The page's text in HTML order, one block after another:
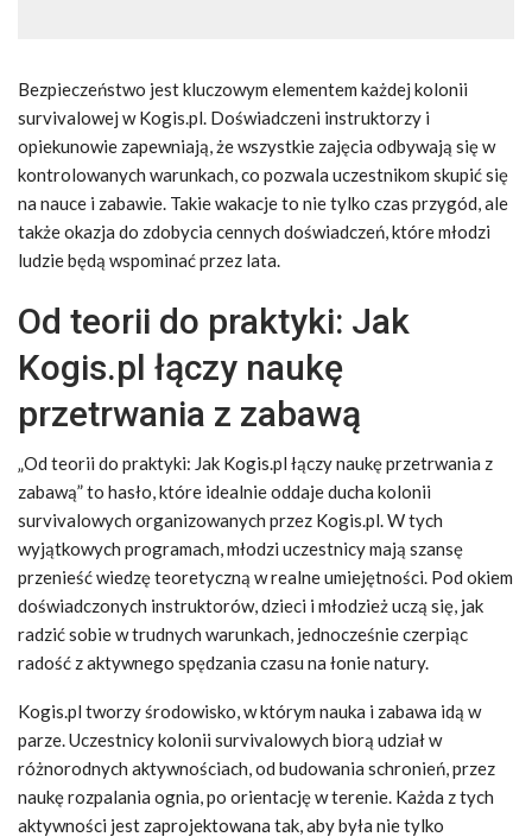
Bezpieczeństwo jest kluczowym elementem każdej kolonii
survivalowej w Kogis.pl. Doświadczeni instruktorzy i
opiekunowie zapewniają, że wszystkie zajęcia odbywają się w
kontrolowanych warunkach, co pozwala uczestnikom skupić się
na nauce i zabawie. Takie wakacje to nie tylko czas przygód, ale
także okazja do zdobycia cennych doświadczeń, które młodzi
ludzie będą wspominać przez lata.
Od teorii do praktyki: Jak
Kogis.pl łączy naukę
przetrwania z zabawą
„Od teorii do praktyki: Jak Kogis.pl łączy naukę przetrwania z
zabawą” to hasło, które idealnie oddaje ducha kolonii
survivalowych organizowanych przez Kogis.pl. W tych
wyjątkowych programach, młodzi uczestnicy mają szansę
przenieść wiedzę teoretyczną w realne umiejętności. Pod okiem
doświadczonych instruktorów, dzieci i młodzież uczą się, jak
radzić sobie w trudnych warunkach, jednocześnie czerpiąc
radość z aktywnego spędzania czasu na łonie natury.
Kogis.pl tworzy środowisko, w którym nauka i zabawa idą w
parze. Uczestnicy kolonii survivalowych biorą udział w
różnorodnych aktywnościach, od budowania schronień, przez
naukę rozpalania ognia, po orientację w terenie. Każda z tych
aktywności jest zaprojektowana tak, aby była nie tylko